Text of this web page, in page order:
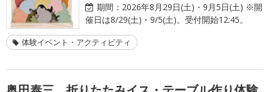
期間： 2026年8月29日(土)・9月5日(土) ※開
催日は8/29(土)・9/5(土)。受付開始12:45。
体験イベント・アクティビティ